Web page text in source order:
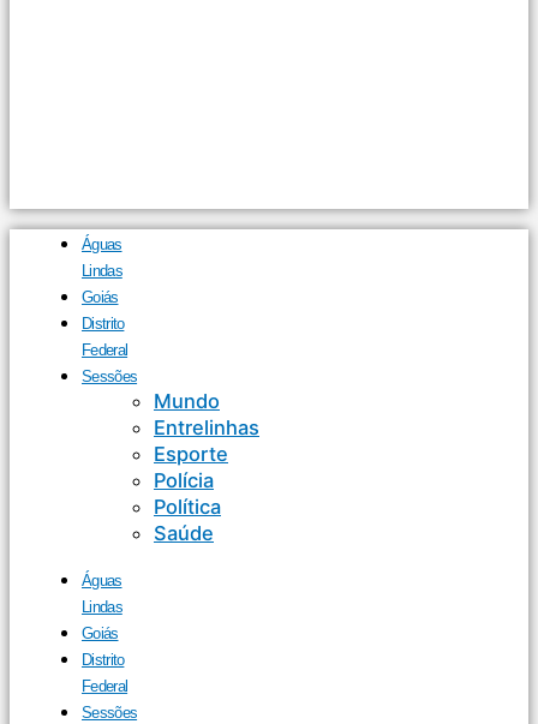
Águas
Lindas
Goiás
Distrito
Federal
Sessões
Mundo
Entrelinhas
Esporte
Polícia
Política
Saúde
Águas
Lindas
Goiás
Distrito
Federal
Sessões